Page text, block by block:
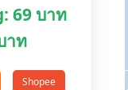
69 บาท
าท
Shopee